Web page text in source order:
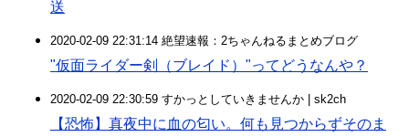
送
2020-02-09 22:31:14 絶望速報：2ちゃんねるまとめブログ
"仮面ライダー剣（ブレイド）"ってどうなんや？
2020-02-09 22:30:59 すかっとしていきませんか | sk2ch
【恐怖】真夜中に血の匂い。何も見つからずそのま